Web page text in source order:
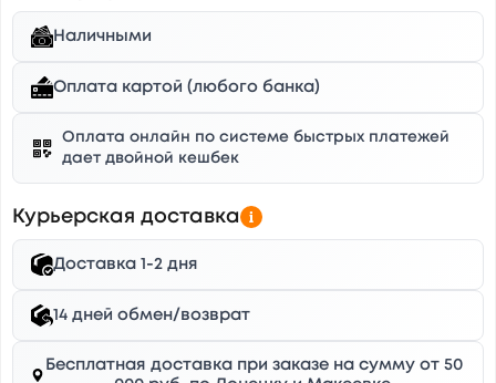
Наличными
Оплата картой (любого банка)
Оплата онлайн по системе быстрых платежей
дает двойной кешбек
Курьерская доставка
Доставка 1-2 дня
14 дней обмен/возврат
Бесплатная доставка при заказе на сумму от 50